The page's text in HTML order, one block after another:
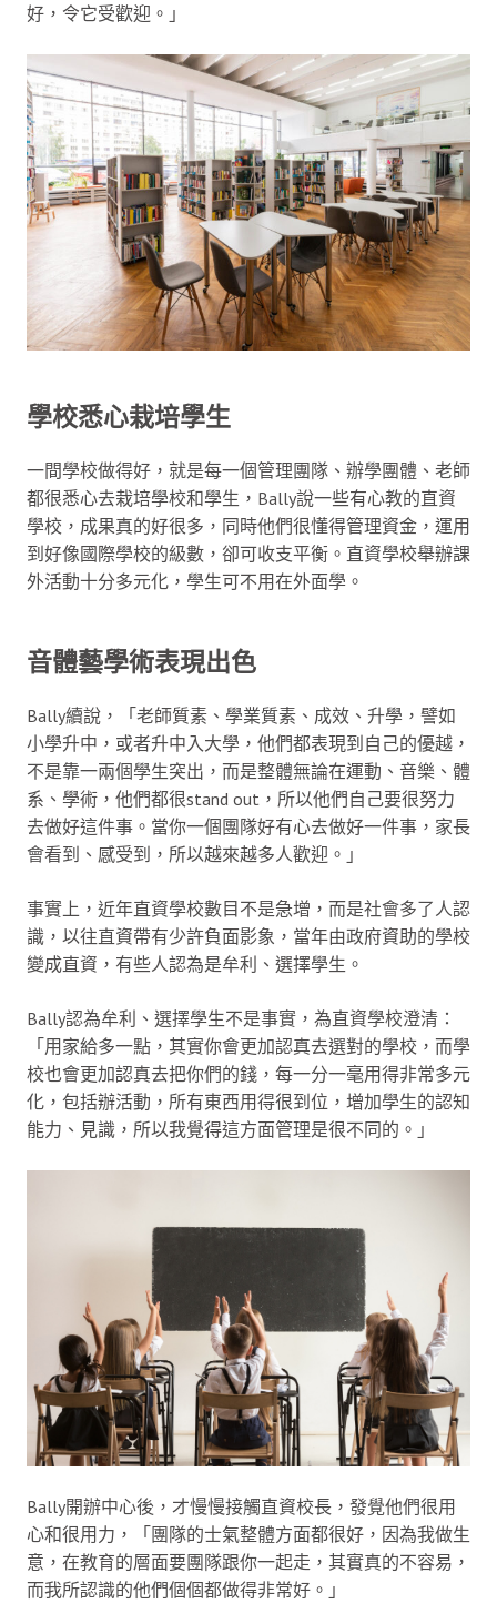
好，令它受歡迎。」
學校悉心栽培學生
一間學校做得好，就是每一個管理團隊、辦學團體、老師
都很悉心去栽培學校和學生，Bally說一些有心教的直資
學校，成果真的好很多，同時他們很懂得管理資金，運用
到好像國際學校的級數，卻可收支平衡。直資學校舉辦課
外活動十分多元化，學生可不用在外面學。
音體藝學術表現出色
Bally續說，「老師質素、學業質素、成效、升學，譬如
小學升中，或者升中入大學，他們都表現到自己的優越，
不是靠一兩個學生突出，而是整體無論在運動、音樂、體
系、學術，他們都很stand out，所以他們自己要很努力
去做好這件事。當你一個團隊好有心去做好一件事，家長
會看到、感受到，所以越來越多人歡迎。」
事實上，近年直資學校數目不是急增，而是社會多了人認
識，以往直資帶有少許負面影象，當年由政府資助的學校
變成直資，有些人認為是牟利、選擇學生。
Bally認為牟利、選擇學生不是事實，為直資學校澄清：
「用家給多一點，其實你會更加認真去選對的學校，而學
校也會更加認真去把你們的錢，每一分一毫用得非常多元
化，包括辦活動，所有東西用得很到位，增加學生的認知
能力、見識，所以我覺得這方面管理是很不同的。」
Bally開辦中心後，才慢慢接觸直資校長，發覺他們很用
心和很用力，「團隊的士氣整體方面都很好，因為我做生
意，在教育的層面要團隊跟你一起走，其實真的不容易，
而我所認識的他們個個都做得非常好。」